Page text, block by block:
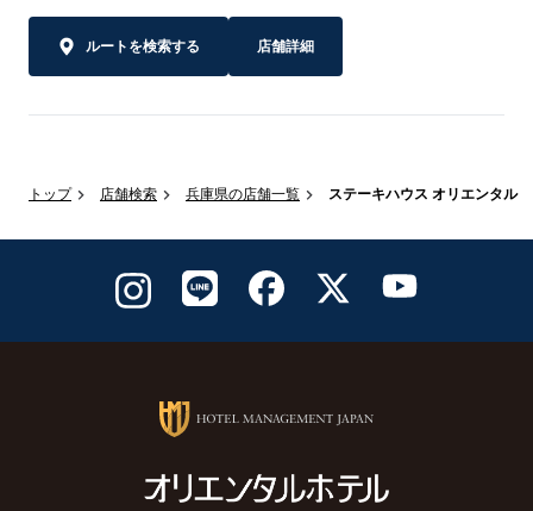
トップ 店舗検索 兵庫県の店舗一覧 ステーキハウス オリエンタル
ルートを検索する 店舗詳細